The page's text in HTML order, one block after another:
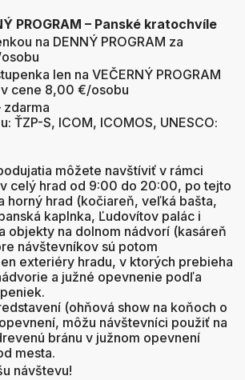
PROGRAM – Panské kratochvíle
na DENNÝ PROGRAM za
len na VEČERNÝ PROGRAM
cene 8,00 €/osobu
zdarma
ŤZP-S, ICOM, ICOMOS, UNESCO:
podujatia môžete navštíviť v rámci
celý hrad od 9:00 do 20:00, po tejto
horný hrad (kočiareň, veľká bašta,
kaplnka, Ľudovítov palác i
objekty na dolnom nádvorí (kasáreň
návštevníkov sú potom
exteriéry hradu, v ktorých prebieha
a južné opevnenie podľa
(ohňová show na koňoch o
môžu návštevníci použiť na
bránu v južnom opevnení
mesta.
návštevu!